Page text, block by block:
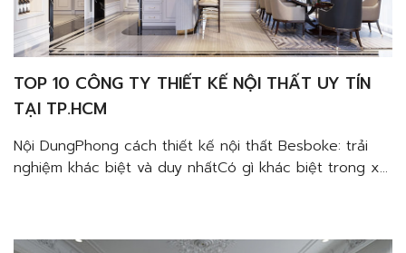
TOP 10 CÔNG TY THIẾT KẾ NỘI THẤT UY TÍN
TẠI TP.HCM
Nội DungPhong cách thiết kế nội thất Besboke: trải
nghiệm khác biệt và duy nhấtCó gì khác biệt trong xu